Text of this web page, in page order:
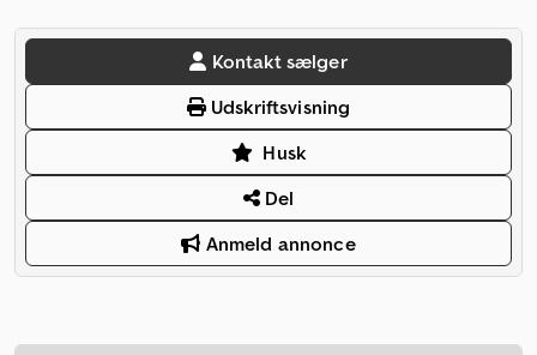
Kontakt sælger
Udskriftsvisning
Husk
Del
Anmeld annonce